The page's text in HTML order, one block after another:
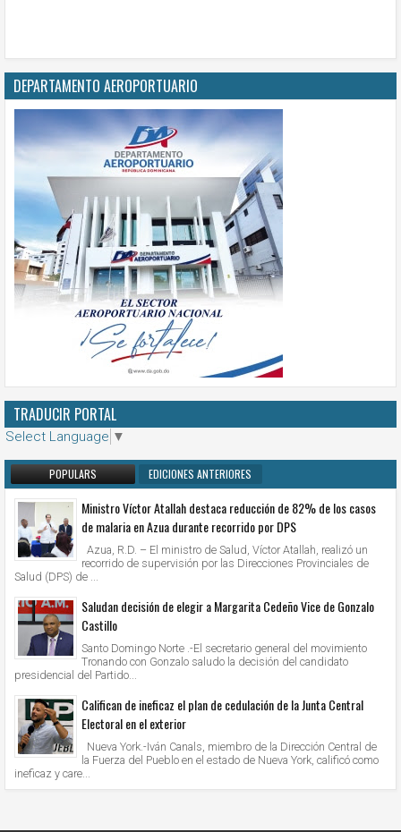
DEPARTAMENTO AEROPORTUARIO
TRADUCIR PORTAL
Select Language ▼
POPULARS EDICIONES ANTERIORES
Ministro Víctor Atallah destaca reducción de 82% de los casos
de malaria en Azua durante recorrido por DPS
Azua, R.D. – El ministro de Salud, Víctor Atallah, realizó un
recorrido de supervisión por las Direcciones Provinciales de
Salud (DPS) de ...
Saludan decisión de elegir a Margarita Cedeño Vice de Gonzalo
Castillo
Santo Domingo Norte .-El secretario general del movimiento
Tronando con Gonzalo saludo la decisión del candidato
presidencial del Partido...
Califican de ineficaz el plan de cedulación de la Junta Central
Electoral en el exterior
Nueva York.-Iván Canals, miembro de la Dirección Central de
la Fuerza del Pueblo en el estado de Nueva York, calificó como
ineficaz y care...